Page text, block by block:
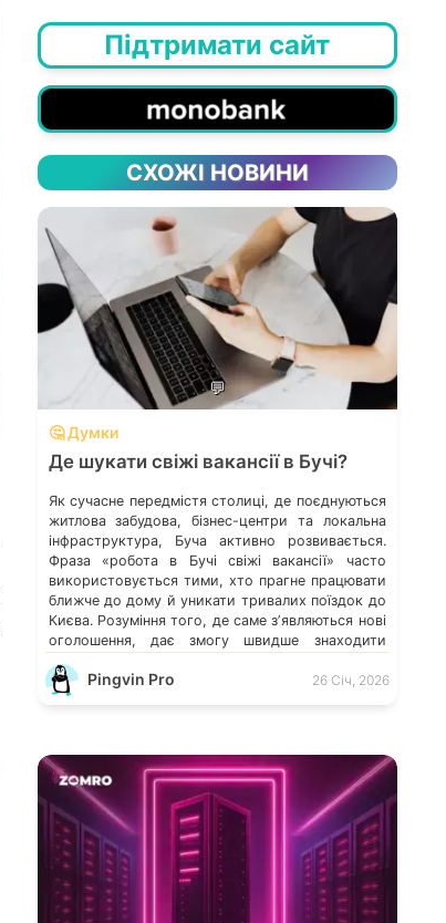
Підтримати сайт
СХОЖІ НОВИНИ
💬
🤔 Думки
Де шукати свіжі вакансії в Бучі?
Як сучасне передмістя столиці, де поєднуються
житлова забудова, бізнес-центри та локальна
інфраструктура, Буча активно розвивається.
Фраза «робота в Бучі свіжі вакансії» часто
використовується тими, хто прагне працювати
ближче до дому й уникати тривалих поїздок до
Києва. Розуміння того, де саме зʼявляються нові
оголошення, дає змогу швидше знаходити
працевлаштування переважають у місті […]
Pingvin Pro 26 Січ, 2026